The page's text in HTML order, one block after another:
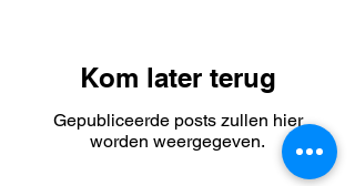
Kom later terug
Gepubliceerde posts zullen hier
worden weergegeven.